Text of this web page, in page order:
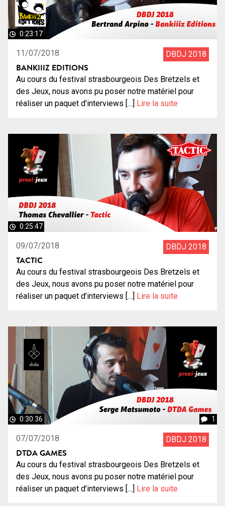
0:23:17
11/07/2018 DBDJ 2018
BANKIIIZ EDITIONS
Au cours du festival strasbourgeois Des Bretzels et
des Jeux, nous avons pu poser notre matériel pour
réaliser un paquet d’interviews […] Lire la suite
0:25:47
09/07/2018 DBDJ 2018
TACTIC
Au cours du festival strasbourgeois Des Bretzels et
des Jeux, nous avons pu poser notre matériel pour
réaliser un paquet d’interviews […] Lire la suite
0:30:36 1
07/07/2018 DBDJ 2018
DTDA GAMES
Au cours du festival strasbourgeois Des Bretzels et
des Jeux, nous avons pu poser notre matériel pour
réaliser un paquet d’interviews […] Lire la suite